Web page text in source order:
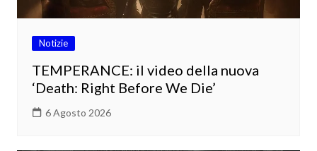
Notizie
TEMPERANCE: il video della nuova
‘Death: Right Before We Die’
6 Agosto 2026